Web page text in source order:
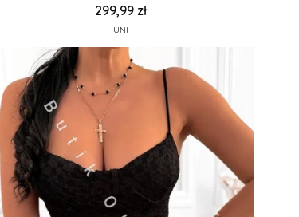
299,99 zł
UNI